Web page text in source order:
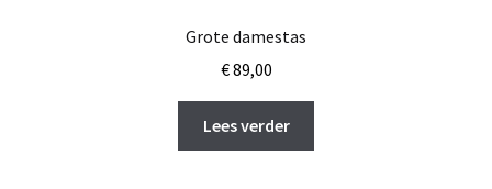
Grote damestas
€89,00
Lees verder